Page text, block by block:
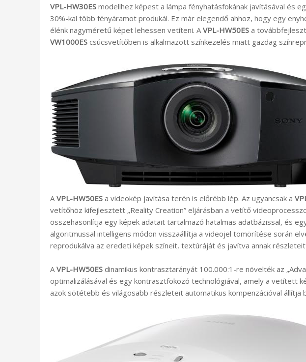
VPL-HW30ES modellhez képest a lámpa fényhatásfokának javításával és
30%-kal több fényáramot produkál. Ez már elegendő ahhoz, hogy egy
élénk nagyméretű képet lehessen vetíteni. A VPL-HW50ES a
VW1000ES csúcsvetítőben is alkalmazott színkezelés miatt gazdag
A VPL-HW50ES a videokép javítása terén is előrébb lép. Az ugyancsak a
vetítőhöz kifejlesztett „Reality Creation” eljárásban a vetítő
összehasonlítja egy képek adatait tartalmazó hatalmas adatbázissal, és
algoritmussal intelligens módon visszaállítja a videojel tömörítése során
reprodukálva az eredeti képek színeit, textúráját és javítva annak
A VPL-HW50ES dinamikus kontrasztarányát 100.000:1-re növelték az
optimalizálásával és egy kontrasztfokozó technológiával, amely a vetített
azok sötétebb és világosabb részleteit automatikus kompenzációval állítja